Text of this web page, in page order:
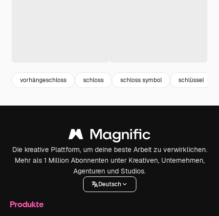
vorhängeschloss schloss schloss symbol schlüssel
Die kreative Plattform, um deine beste Arbeit zu verwirklichen.
Mehr als 1 Million Abonnenten unter Kreativen, Unternehmen,
Agenturen und Studios.
Deutsch
Produkte